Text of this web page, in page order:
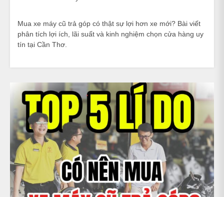
Mua xe máy cũ trả góp có thật sự lợi hơn xe mới? Bài viết
phân tích lợi ích, lãi suất và kinh nghiệm chọn cửa hàng uy
tín tại Cần Thơ.